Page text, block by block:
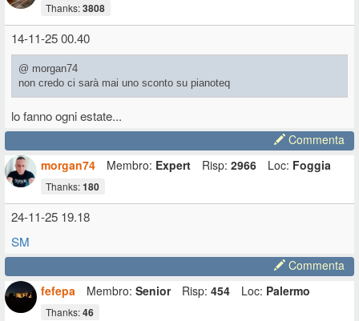
Thanks:3808
14-11-25 00.40
@ morgan74
non credo ci sarà mai uno sconto su pianoteq
lo fanno ogni estate...
Commenta
morgan74
Membro: Expert Risp: 2966 Loc: Foggia
Thanks:180
24-11-25 19.18
SM
Commenta
fefepa
Membro: Senior Risp: 454 Loc: Palermo
Thanks:46